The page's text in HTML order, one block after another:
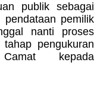
publik sebagai
pemilik
nanti proses
pengukuran
kepada